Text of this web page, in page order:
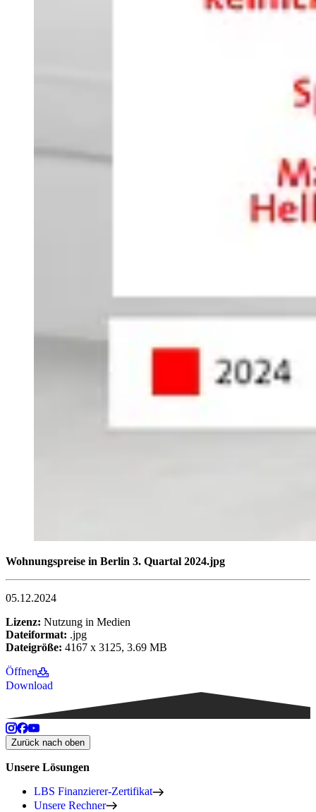
Wohnungspreise in Berlin 3. Quartal 2024.jpg
05.12.2024
Lizenz: Nutzung in Medien
Dateiformat: .jpg
Dateigröße: 4167 x 3125, 3.69 MB
Öffnen
Download
Zurück nach oben
Unsere Lösungen
LBS Finanzierer-Zertifikat
Unsere Rechner